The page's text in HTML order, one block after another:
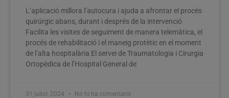
L’aplicació millora l’autocura i ajuda a afrontar el procés
quirúrgic abans, durant i després de la intervenció
Facilita les visites de seguiment de manera telemàtica, el
procés de rehabilitació i el maneig protètic en el moment
de l’alta hospitalària El servei de Traumatologia i Cirurgia
Ortopèdica de l’Hospital General de
31 juliol, 2024 No hi ha comentaris